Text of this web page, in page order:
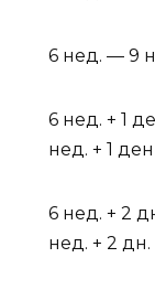
6 нед. — 9
6 нед. + 1
нед. + 1
6 нед. + 2
нед. + 2 дн.